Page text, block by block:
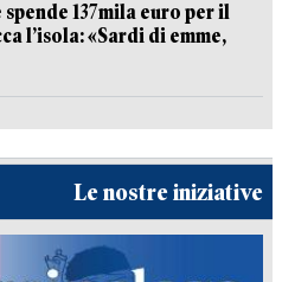
137mila euro per il
l’isola: «Sardi di emme,
Le nostre iniziative